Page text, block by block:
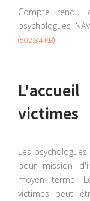
Compte rendu
psychologues
(502.84 KB)
victimes
Les
pour mission
moyen terme.
victimes peut